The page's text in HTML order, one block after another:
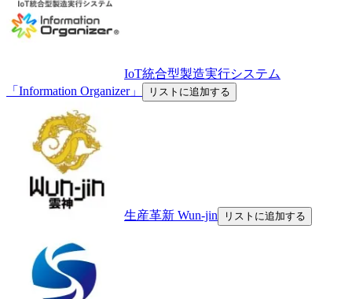
IoT統合型製造実行システム
「Information Organizer」
リストに追加する
生産革新 Wun-jin リストに追加する